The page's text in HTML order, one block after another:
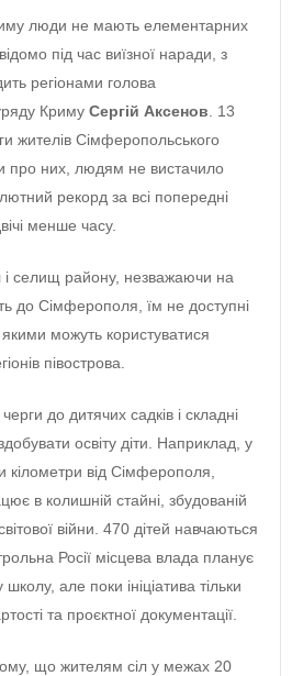
люди не мають елементарних
під час виїзної наради, з
регіонами голова
Криму Сергій Аксенов . 13
жителів Сімферопольського
про них, людям не вистачило
рекорд за всі попередні
менше часу.
і селищ району, незважаючи на
до Сімферополя, їм не доступні
якими можуть користуватися
півострова.
до дитячих садків і складні
освіту діти. Наприклад, у
кілометри від Сімферополя,
в колишній стайні, збудованій
війни. 470 дітей навчаються
Росії місцева влада планує
але поки ініціатива тільки
та проєктної документації.
що жителям сіл у межах 20